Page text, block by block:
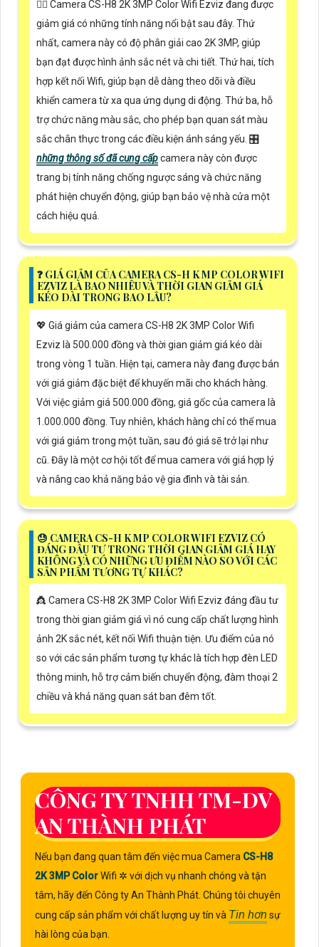
❤️‍💋‍ Camera CS-H8 2K 3MP Color Wifi Ezviz đang được
giảm giá có những tính năng nổi bật sau đây. Thứ
nhất, camera này có độ phân giải cao 2K 3MP, giúp
bạn đạt được hình ảnh sắc nét và chi tiết. Thứ hai, tích
hợp kết nối Wifi, giúp bạn dễ dàng theo dõi và điều
khiển camera từ xa qua ứng dụng di động. Thứ ba, hỗ
trợ chức năng màu sắc, cho phép bạn quan sát màu
sắc chân thực trong các điều kiện ánh sáng yếu. 🎛
những thông số đã cung cấpcamera này còn được
trang bị tính năng chống ngược sáng và chức năng
phát hiện chuyển động, giúp bạn bảo vệ nhà cửa một
cách hiệu quả.
️❓ GIÁ GIẢM CỦA CAMERA CS-H K MP COLOR WIFI
EZVIZ LÀ BAO NHIÊU VÀ THỜI GIAN GIẢM GIÁ
KÉO DÀI TRONG BAO LÂU?
💖 Giá giảm của camera CS-H8 2K 3MP Color Wifi
Ezviz là 500.000 đồng và thời gian giảm giá kéo dài
trong vòng 1 tuần. Hiện tại, camera này đang được bán
với giá giảm đặc biệt để khuyến mãi cho khách hàng.
Với việc giảm giá 500.000 đồng, giá gốc của camera là
1.000.000 đồng. Tuy nhiên, khách hàng chỉ có thể mua
với giá giảm trong một tuần, sau đó giá sẽ trở lại như
cũ. Đây là một cơ hội tốt để mua camera với giá hợp lý
và nâng cao khả năng bảo vệ gia đình và tài sản.
😓 CAMERA CS-H K MP COLOR WIFI EZVIZ CÓ
ĐÁNG ĐẦU TƯ TRONG THỜI GIAN GIẢM GIÁ HAY
KHÔNG VÀ CÓ NHỮNG ƯU ĐIỂM NÀO SO VỚI CÁC
SẢN PHẨM TƯƠNG TỰ KHÁC?
👸 Camera CS-H8 2K 3MP Color Wifi Ezviz đáng đầu tư
trong thời gian giảm giá vì nó cung cấp chất lượng hình
ảnh 2K sắc nét, kết nối Wifi thuận tiện. Ưu điểm của nó
so với các sản phẩm tương tự khác là tích hợp đèn LED
thông minh, hỗ trợ cảm biến chuyển động, đàm thoại 2
chiều và khả năng quan sát ban đêm tốt.
CÔNG TY TNHH TM-DV
AN THÀNH PHÁT
Nếu bạn đang quan tâm đến việc mua Camera CS-H8
2K 3MP ColorWifi ✲ với dịch vụ nhanh chóng và tận
tâm, hãy đến Công ty An Thành Phát. Chúng tôi chuyên
cung cấp sản phẩm với chất lượng uy tín và Tin hơn sự
hài lòng của bạn.